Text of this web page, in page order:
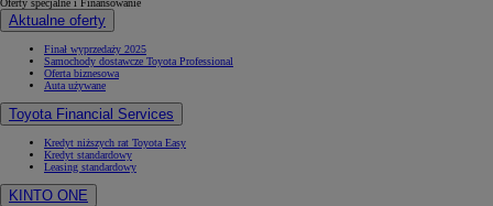
Oferty specjalne i Finansowanie
Aktualne oferty
Finał wyprzedaży 2025
Samochody dostawcze Toyota Professional
Oferta biznesowa
Auta używane
Toyota Financial Services
Kredyt niższych rat Toyota Easy
Kredyt standardowy
Leasing standardowy
KINTO ONE